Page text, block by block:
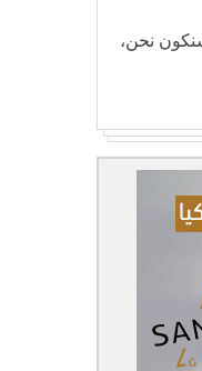
نحن،